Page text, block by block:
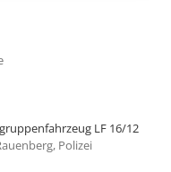
LF 16/12
Polizei